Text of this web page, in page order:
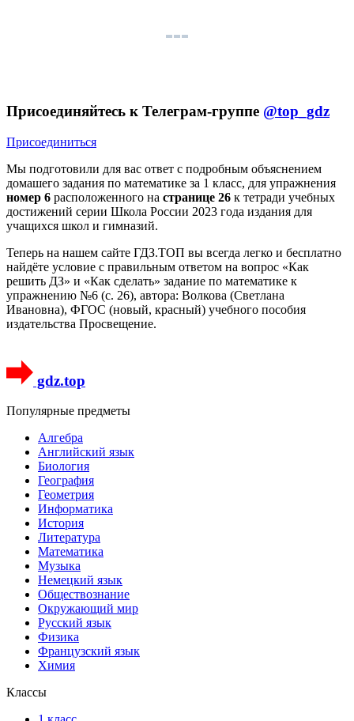
Присоединяйтесь к Телеграм-группе @top_gdz
Присоединиться
Мы подготовили для вас ответ c подробным объяснением
домашего задания по математике за 1 класс, для упражнения
номер 6 расположенного на странице 26 к тетради учебных
достижений серии Школа России 2023 года издания для
учащихся школ и гимназий.
Теперь на нашем сайте ГДЗ.ТОП вы всегда легко и бесплатно
найдёте условие с правильным ответом на вопрос «Как
решить ДЗ» и «Как сделать» задание по математике к
упражнению №6 (с. 26), автора: Волкова (Светлана
Ивановна), ФГОС (новый, красный) учебного пособия
издательства Просвещение.
gdz.top
Популярные предметы
Алгебра
Английский язык
Биология
География
Геометрия
Информатика
История
Литература
Математика
Музыка
Немецкий язык
Обществознание
Окружающий мир
Русский язык
Физика
Французский язык
Химия
Классы